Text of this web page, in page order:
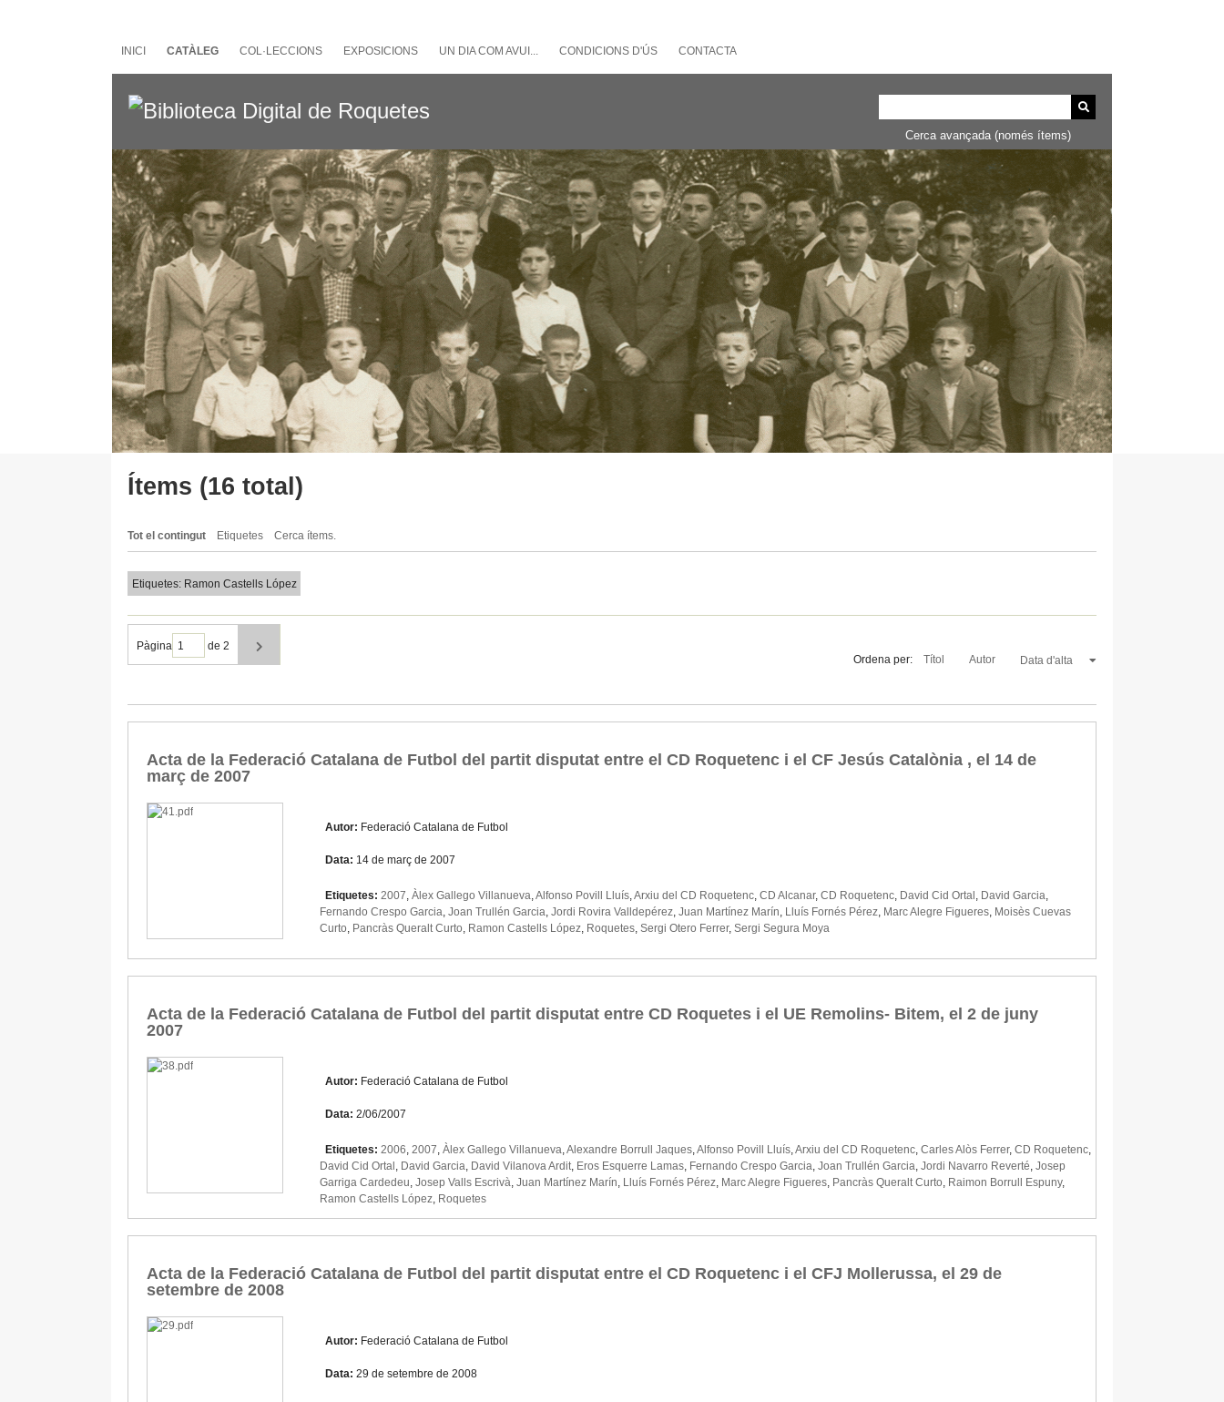
INICI CATÀLEG COL·LECCIONS EXPOSICIONS UN DIA COM AVUI... CONDICIONS D'ÚS CONTACTA
Cerca avançada (només ítems)
Ítems (16 total)
Tot el contingut Etiquetes Cerca ítems.
Etiquetes: Ramon Castells López
Pàgina
de 2
Ordena per:
Títol Autor Data d'alta
Acta de la Federació Catalana de Futbol del partit disputat entre el CD Roquetenc i el CF Jesús Catalònia , el 14 de
març de 2007
Autor: Federació Catalana de Futbol
Data: 14 de març de 2007
Etiquetes: 2007, Àlex Gallego Villanueva,Alfonso Povill Lluís,Arxiu del CD Roquetenc, CD Alcanar, CD Roquetenc, David Cid Ortal , David Garcia,
Fernando Crespo Garcia, Joan Trullén Garcia, Jordi Rovira Valldepérez, Juan Martínez Marín, Lluís Fornés Pérez, Marc Alegre Figueres, Moisès Cuevas
Curto, Pancràs Queralt Curto, Ramon Castells López, Roquetes, Sergi Otero Ferrer, Sergi Segura Moya
Acta de la Federació Catalana de Futbol del partit disputat entre CD Roquetes i el UE Remolins- Bitem, el 2 de juny
2007
Autor: Federació Catalana de Futbol
Data: 2/06/2007
Etiquetes: 2006, 2007, Àlex Gallego Villanueva,Alexandre Borrull Jaques,Alfonso Povill Lluís,Arxiu del CD Roquetenc, Carles Alòs Ferrer, CD Roquetenc,
David Cid Ortal , David Garcia, David Vilanova Ardit, Eros Esquerre Lamas, Fernando Crespo Garcia, Joan Trullén Garcia, Jordi Navarro Reverté, Josep
Garriga Cardedeu, Josep Valls Escrivà, Juan Martínez Marín, Lluís Fornés Pérez, Marc Alegre Figueres, Pancràs Queralt Curto, Raimon Borrull Espuny,
Ramon Castells López, Roquetes
Acta de la Federació Catalana de Futbol del partit disputat entre el CD Roquetenc i el CFJ Mollerussa, el 29 de
setembre de 2008
Autor: Federació Catalana de Futbol
Data: 29 de setembre de 2008